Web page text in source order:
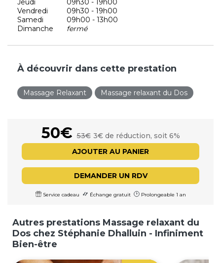
Jeudi
09h30 - 19h00
Vendredi
09h30 - 19h00
Samedi
09h00 - 13h00
Dimanche
fermé
À découvrir dans cette prestation
Massage Relaxant Massage relaxant du Dos
50€ 53€ 3€ de réduction, soit 6%
AJOUTER AU PANIER
DEMANDER UN RDV
Service cadeau Échange gratuit Prolongeable 1 an
Autres prestations Massage relaxant du
Dos chez Stéphanie Dhalluin - Infiniment
Bien-être